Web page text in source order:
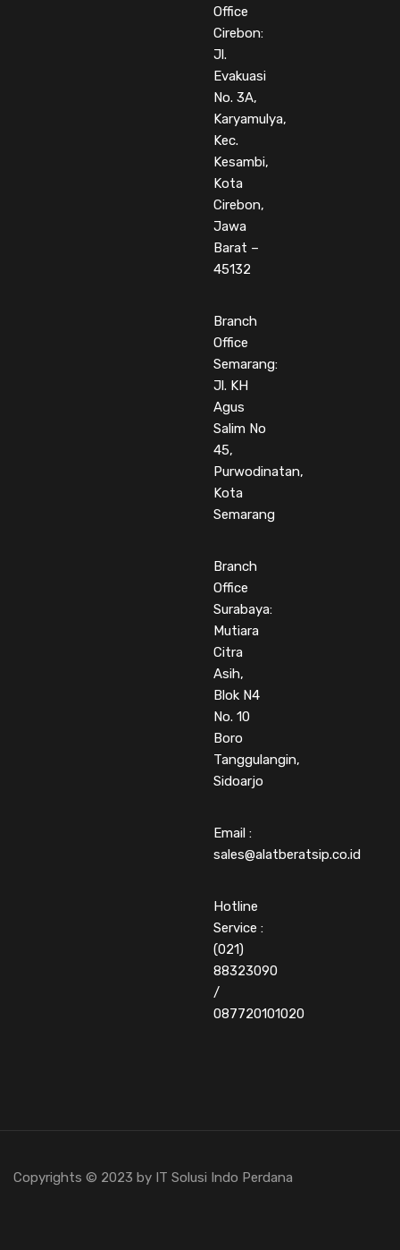
Office
Cirebon:
Jl.
Evakuasi
No. 3A,
Karyamulya,
Kec.
Kesambi,
Kota
Cirebon,
Jawa
Barat –
45132
Branch
Office
Semarang:
Jl. KH
Agus
Salim No
45,
Purwodinatan,
Kota
Semarang
Branch
Office
Surabaya:
Mutiara
Citra
Asih,
Blok N4
No. 10
Boro
Tanggulangin,
Sidoarjo
Email :
sales@alatberatsip.co.id
Hotline
Service :
(021)
88323090
/
087720101020
Copyrights © 2023 by IT Solusi Indo Perdana